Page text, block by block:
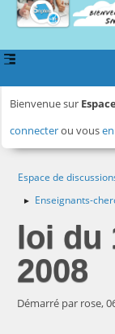
Bienvenue sur
connecterou vous
Espace de
► Enseignants-
loi du
2008
Démarré par rose,